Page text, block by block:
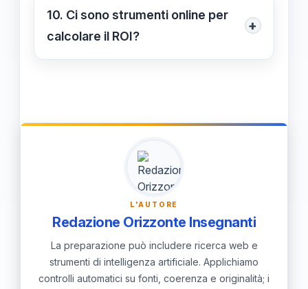
monitorare e valutare costantemente
le performance dei tuoi investimenti.
10. Ci sono strumenti online per
calcolare il ROI?
+
Sì, esistono numerosi strumenti e
calcolo e aiutarti a valutare i tuoi
investimenti in modo più efficace.
L'AUTORE
Redazione Orizzonte Insegnanti
La preparazione può includere ricerca web e
strumenti di intelligenza artificiale. Applichiamo
controlli automatici su fonti, coerenza e originalità; i